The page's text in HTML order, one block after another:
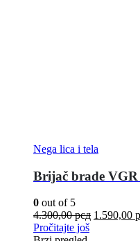
Nega lica i tela
Brijač brade VGR
0 out of 5
4.300,00рсд 1.590,00
Pročitajte još